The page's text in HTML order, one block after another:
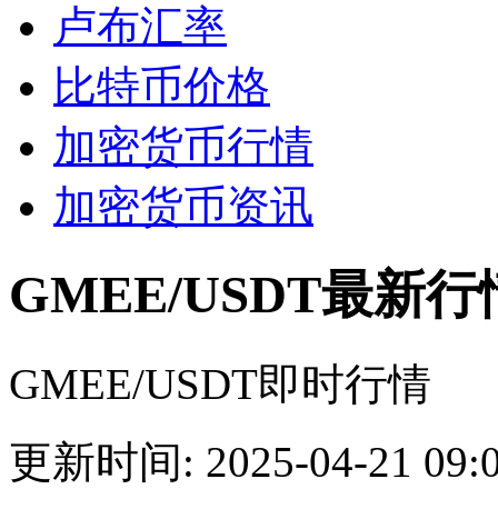
卢布汇率
比特币价格
加密货币行情
加密货币资讯
GMEE/USDT最新
GMEE/USDT即时行情
更新时间: 2025-04-21